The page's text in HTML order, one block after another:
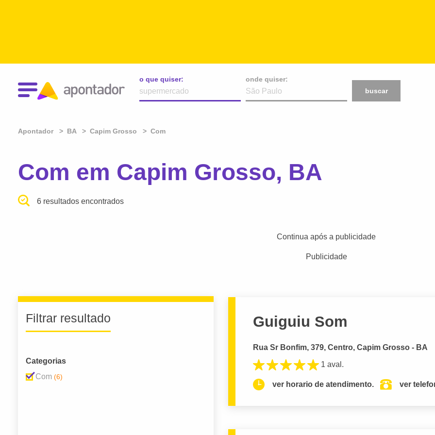
o que quiser:
onde quiser:
buscar
Apontador BA Capim Grosso Com
Com em Capim Grosso, BA
6 resultados encontrados
Continua após a publicidade
Publicidade
Filtrar resultado
Categorias
Com (6)
Guiguiu Som
Rua Sr Bonfim, 379, Centro, Capim Grosso - BA
1 aval.
ver horario de atendimento. ver